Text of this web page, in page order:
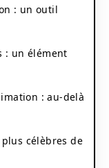
: un outil
: un élément
: au-delà
célèbres de